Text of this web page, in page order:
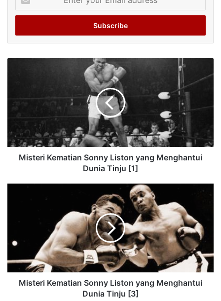
your
Email
Misteri Kematian Sonny Liston yang Menghantui
Dunia Tinju [1]
Misteri Kematian Sonny Liston yang Menghantui
Dunia Tinju [3]